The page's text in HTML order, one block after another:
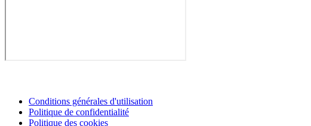
Conditions générales d'utilisation
Politique de confidentialité
Politique des cookies